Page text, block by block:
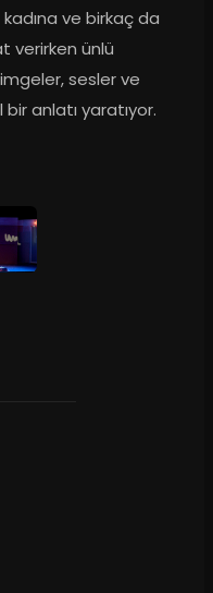
ve birkaç da
verirken ünlü
sesler ve
anlatı yaratıyor.